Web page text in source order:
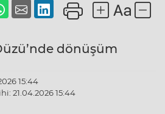
dönüşüm
15:44
21.04.2026 15:44